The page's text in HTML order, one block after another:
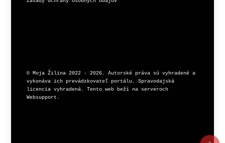
© Moja Žilina 2022 - 2026. Autorské práva sú vyhradené a
vykonáva ich prevádzkovateľ portálu. Spravodajská
licencia vyhradená. Tento web beží na serveroch